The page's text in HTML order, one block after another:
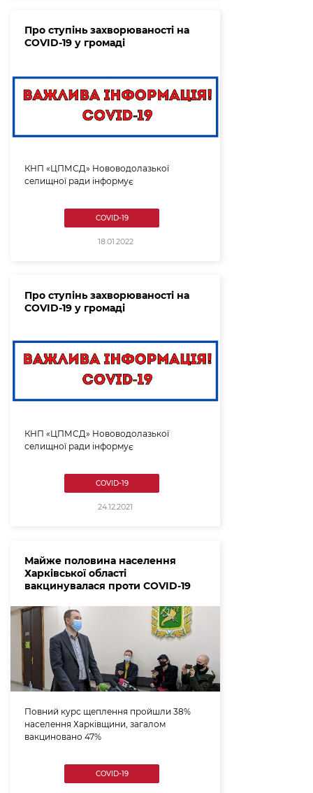
Про ступінь захворюваності на
COVID-19 у громаді
КНП «ЦПМСД» Нововодолазької
селищної ради інформує
COVID-19
18.01.2022
Про ступінь захворюваності на
COVID-19 у громаді
КНП «ЦПМСД» Нововодолазької
селищної ради інформує
COVID-19
24.12.2021
Майже половина населення
Харківської області
вакцинувалася проти COVID-19
Повний курс щеплення пройшли 38%
населення Харківщини, загалом
вакциновано 47%
COVID-19